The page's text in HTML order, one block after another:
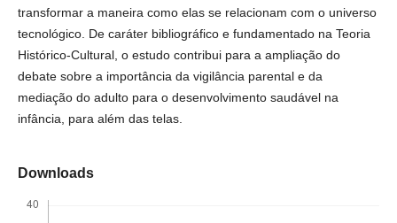
transformar a maneira como elas se relacionam com o universo
tecnológico. De caráter bibliográfico e fundamentado na Teoria
Histórico-Cultural, o estudo contribui para a ampliação do
debate sobre a importância da vigilância parental e da
mediação do adulto para o desenvolvimento saudável na
infância, para além das telas.
Downloads